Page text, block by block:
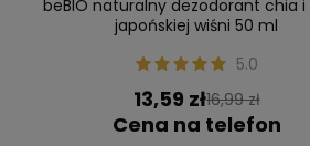
beBIO naturalny dezodorant chia i
japońskiej wiśni 50 ml
5.0
13,59 zł16,99 zł
Cena na telefon